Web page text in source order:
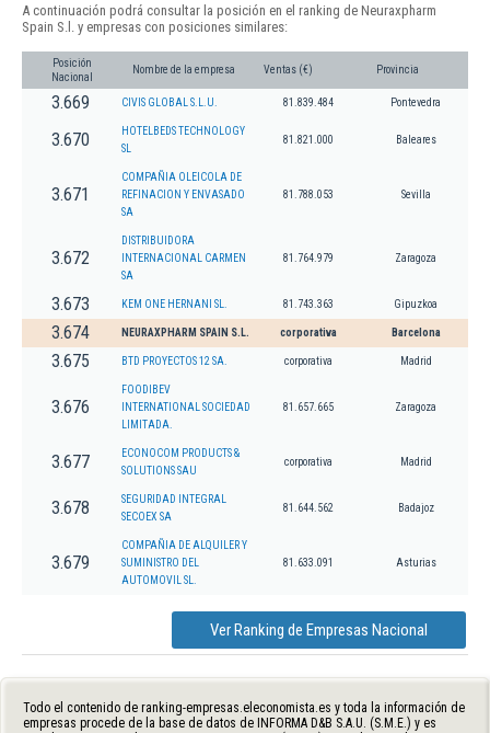
A continuación podrá consultar la posición en el ranking de Neuraxpharm
Spain S.l. y empresas con posiciones similares:
Posición
Nacional
Nombre de la empresa Ventas (€) Provincia
3.669 CIVIS GLOBAL S.L.U. 81.839.484 Pontevedra
3.670
HOTELBEDS TECHNOLOGY
SL
81.821.000 Baleares
3.671
COMPAÑIA OLEICOLA DE
REFINACION Y ENVASADO
SA
81.788.053 Sevilla
3.672
DISTRIBUIDORA
INTERNACIONAL CARMEN
SA
81.764.979 Zaragoza
3.673 KEM ONE HERNANI SL. 81.743.363 Gipuzkoa
3.674 NEURAXPHARM SPAIN S.L. corporativa Barcelona
3.675 BTD PROYECTOS 12 SA. corporativa Madrid
3.676
FOODIBEV
INTERNATIONAL SOCIEDAD
LIMITADA.
81.657.665 Zaragoza
3.677
ECONOCOM PRODUCTS &
SOLUTIONS SAU
corporativa Madrid
3.678
SEGURIDAD INTEGRAL
SECOEX SA
81.644.562 Badajoz
3.679
COMPAÑIA DE ALQUILER Y
SUMINISTRO DEL
AUTOMOVIL SL.
81.633.091 Asturias
Ver Ranking de Empresas Nacional
Todo el contenido de ranking-empresas.eleconomista.es y toda la información de
empresas procede de la base de datos de INFORMA D&B S.A.U. (S.M.E.) y es